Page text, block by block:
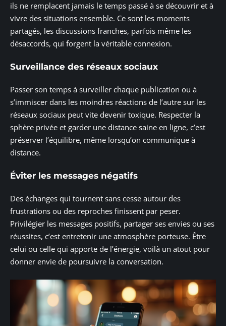
ils ne remplacent jamais le temps passé à se découvrir et à
vivre des situations ensemble. Ce sont les moments
partagés, les discussions franches, parfois même les
désaccords, qui forgent la véritable connexion.
Surveillance des réseaux sociaux
Passer son temps à surveiller chaque publication ou à
s’immiscer dans les moindres réactions de l’autre sur les
réseaux sociaux peut vite devenir toxique. Respecter la
sphère privée et garder une distance saine en ligne, c’est
préserver l’équilibre, même lorsqu’on communique à
distance.
Éviter les messages négatifs
Des échanges qui tournent sans cesse autour des
frustrations ou des reproches finissent par peser.
Privilégier les messages positifs, partager ses envies ou ses
réussites, c’est entretenir une atmosphère porteuse. Être
celui ou celle qui apporte de l’énergie, voilà un atout pour
donner envie de poursuivre la conversation.